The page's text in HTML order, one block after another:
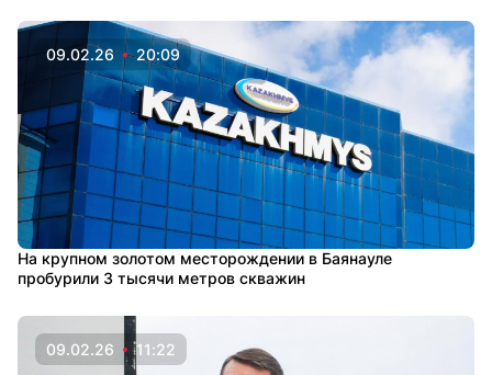
09.02.26 20:09
На крупном золотом месторождении в Баянауле
пробурили 3 тысячи метров скважин
09.02.26 11:22